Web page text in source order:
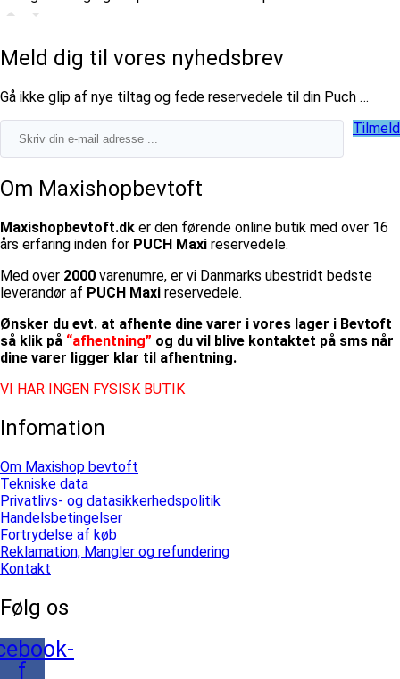
Meld dig til vores nyhedsbrev
​Gå ikke glip af nye tiltag og fede reservedele til din Puch …
Tilmeld
Om Maxishopbevtoft
Maxishopbevtoft.dk er den førende online butik med over 16
års erfaring inden for PUCH Maxi reservedele.
Med over 2000 varenumre, er vi Danmarks ubestridt bedste
leverandør af PUCH Maxi reservedele.
Ønsker du evt. at afhente dine varer i vores lager i Bevtoft
så klik på “afhentning” og du vil blive kontaktet på sms når
dine varer ligger klar til afhentning.
VI HAR INGEN FYSISK BUTIK
Infomation
Om Maxishop bevtoft
Tekniske data
Privatlivs- og datasikkerhedspolitik
Handelsbetingelser
Fortrydelse af køb
Reklamation, Mangler og refundering
Kontakt
Følg os
f